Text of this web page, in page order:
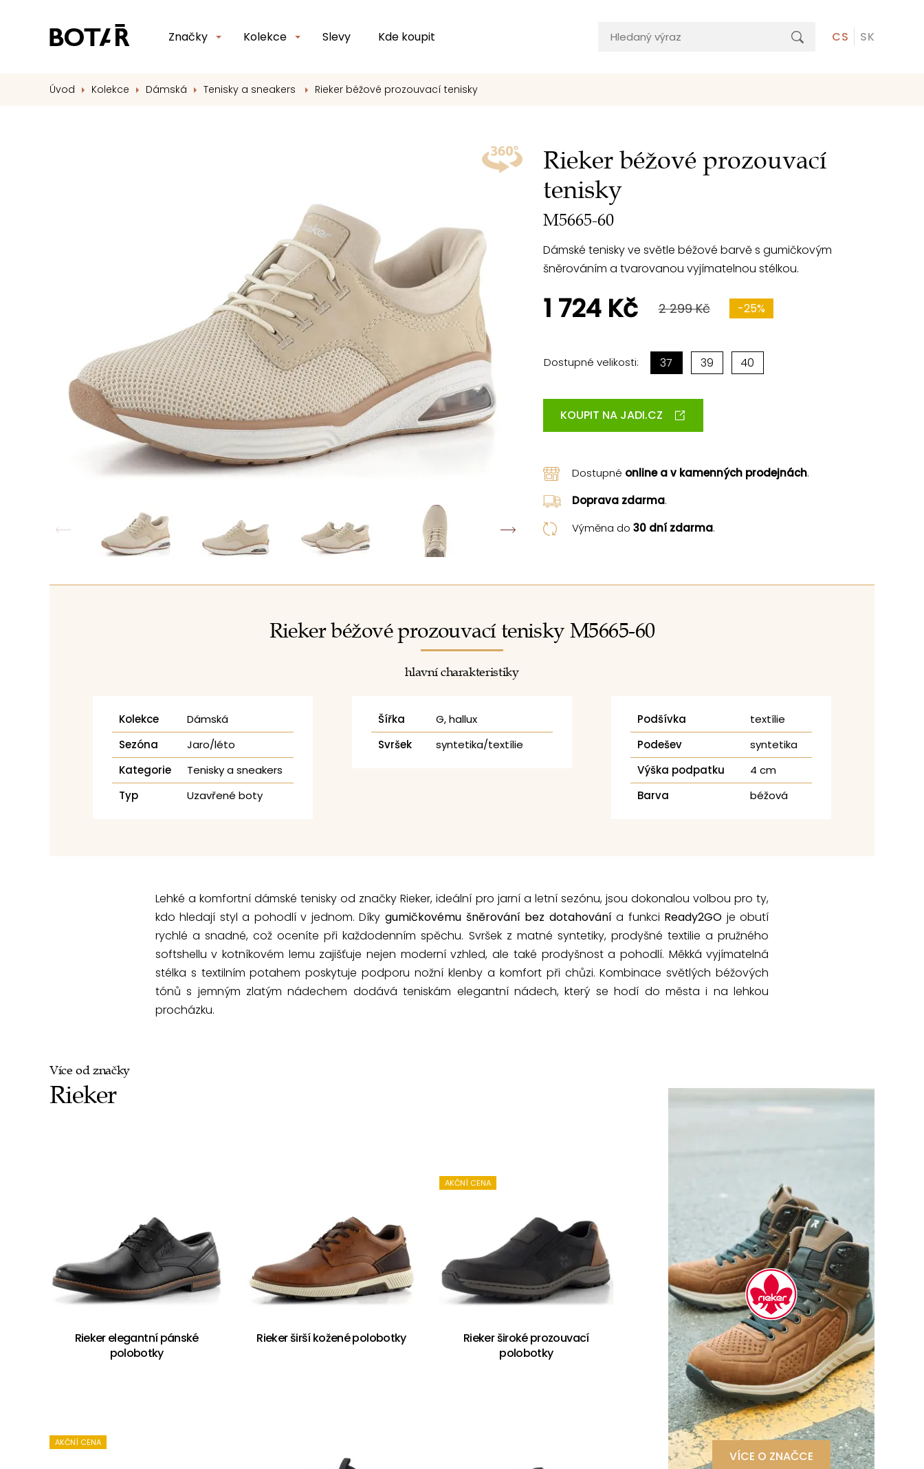
CS SK
Značky Kolekce Slevy Kde koupit
Úvod Kolekce Dámská Tenisky a sneakers Rieker béžové prozouvací tenisky
Rieker béžové prozouvací
tenisky
M5665-60
Dámské tenisky ve světle béžové barvě s gumičkovým
šněrováním a tvarovanou vyjímatelnou stélkou.
1 724 Kč 2 299 Kč -25%
Dostupné velikosti: 37 39 40
KOUPIT NA JADI.CZ
Dostupné online a v kamenných prodejnách.
Doprava zdarma.
Výměna do 30 dní zdarma.
Rieker béžové prozouvací tenisky M5665-60
hlavní charakteristiky
Kolekce
Dámská
Sezóna
Jaro/léto
Kategorie
Tenisky a sneakers
Typ
Uzavřené boty
Šířka
G, hallux
Svršek
syntetika/textílie
Podšívka
textílie
Podešev
syntetika
Výška podpatku
4 cm
Barva
béžová
Lehké a komfortní dámské tenisky od značky Rieker, ideální pro jarní a letní sezónu, jsou dokonalou volbou pro ty,
kdo hledají styl a pohodlí v jednom. Díky gumičkovému šněrování bez dotahovánía funkci Ready2GO je obutí
rychlé a snadné, což oceníte při každodenním spěchu. Svršek z matné syntetiky, prodyšné textilie a pružného
softshellu v kotníkovém lemu zajišťuje nejen moderní vzhled, ale také prodyšnost a pohodlí. Měkká vyjímatelná
stélka s textilním potahem poskytuje podporu nožní klenby a komfort při chůzi. Kombinace světlých béžových
tónů s jemným zlatým nádechem dodává teniskám elegantní nádech, který se hodí do města i na lehkou
procházku.
Více od značky
Rieker
Rieker elegantní pánské
polobotky
Rieker širší kožené polobotky
AKČNÍ CENA
Rieker široké prozouvací
polobotky
AKČNÍ CENA
VÍCE O ZNAČCE